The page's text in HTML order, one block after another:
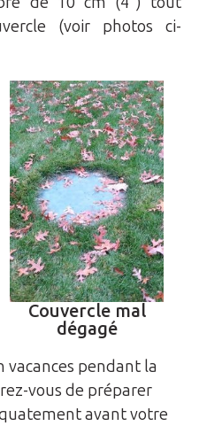
(voir photos ci-
Couvercle mal
dégagé
vacances pendant la
vous de préparer
avant votre